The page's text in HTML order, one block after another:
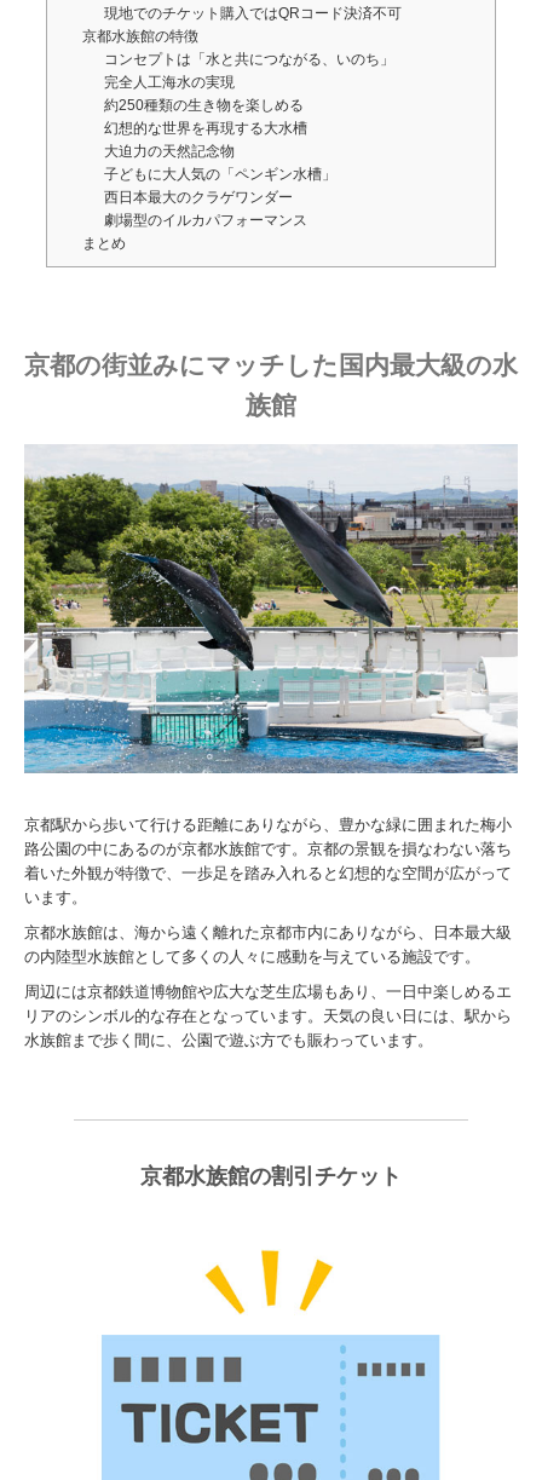
現地でのチケット購入ではQRコード決済不可
京都水族館の特徴
コンセプトは「水と共につながる、いのち」
完全人工海水の実現
約250種類の生き物を楽しめる
幻想的な世界を再現する大水槽
大迫力の天然記念物
子どもに大人気の「ペンギン水槽」
西日本最大のクラゲワンダー
劇場型のイルカパフォーマンス
まとめ
京都の街並みにマッチした国内最大級の水
族館
京都駅から歩いて行ける距離にありながら、豊かな緑に囲まれた梅小
路公園の中にあるのが京都水族館です。京都の景観を損なわない落ち
着いた外観が特徴で、一歩足を踏み入れると幻想的な空間が広がって
います。
京都水族館は、海から遠く離れた京都市内にありながら、日本最大級
の内陸型水族館として多くの人々に感動を与えている施設です。
周辺には京都鉄道博物館や広大な芝生広場もあり、一日中楽しめるエ
リアのシンボル的な存在となっています。天気の良い日には、駅から
水族館まで歩く間に、公園で遊ぶ方でも賑わっています。
京都水族館の割引チケット